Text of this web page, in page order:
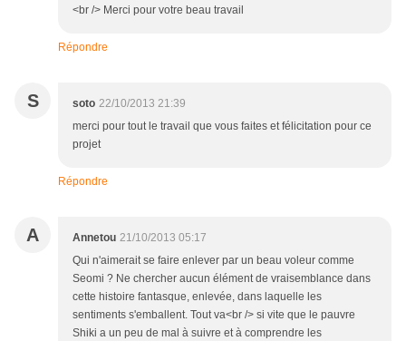
<br /> Merci pour votre beau travail
Répondre
S soto 22/10/2013 21:39
merci pour tout le travail que vous faites et félicitation pour ce
projet
Répondre
A Annetou 21/10/2013 05:17
Qui n'aimerait se faire enlever par un beau voleur comme
Seomi ? Ne chercher aucun élément de vraisemblance dans
cette histoire fantasque, enlevée, dans laquelle les
sentiments s'emballent. Tout va<br /> si vite que le pauvre
Shiki a un peu de mal à suivre et à comprendre les